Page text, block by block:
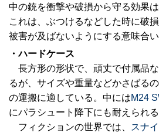
中の銃を衝撃や破損から守る効果
これは、ぶつけるなどした時に破
被害が及ばないようにする意味合い
・ハードケース
長方形の形状で、頑丈で付属品
るが、サイズや重量などかさばる
の運搬に適している。中にはM24
にパラシュート降下にも耐えられる
フィクションの世界では、
スナ